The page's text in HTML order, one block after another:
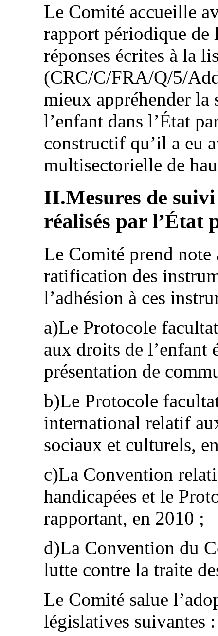
Le Comité accueille
rapport périodique de
réponses écrites à la
(CRC/C/FRA/Q/5/
mieux appréhender la
l’enfant dans l’État
constructif qu’il a eu
multisectorielle de
II.Mesures de
réalisés par l’État
Le Comité prend note
ratification des
l’adhésion à ces
a)Le Protocole
aux droits de l’enfant
présentation de
b)Le Protocole
international relatif
sociaux et culturels,
c)La Convention
handicapées et le
rapportant, en 2010 ;
d)La Convention du
lutte contre la traite
Le Comité salue
législatives suivantes :